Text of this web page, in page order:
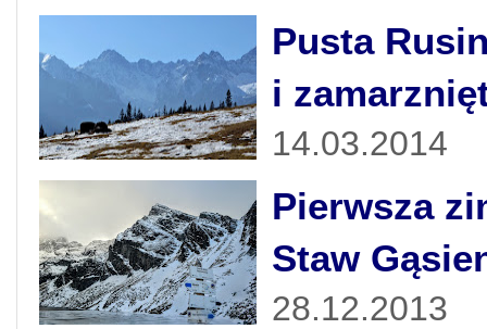
Pusta
i
14.03.2014
Pierwsza
Staw
28.12.2013